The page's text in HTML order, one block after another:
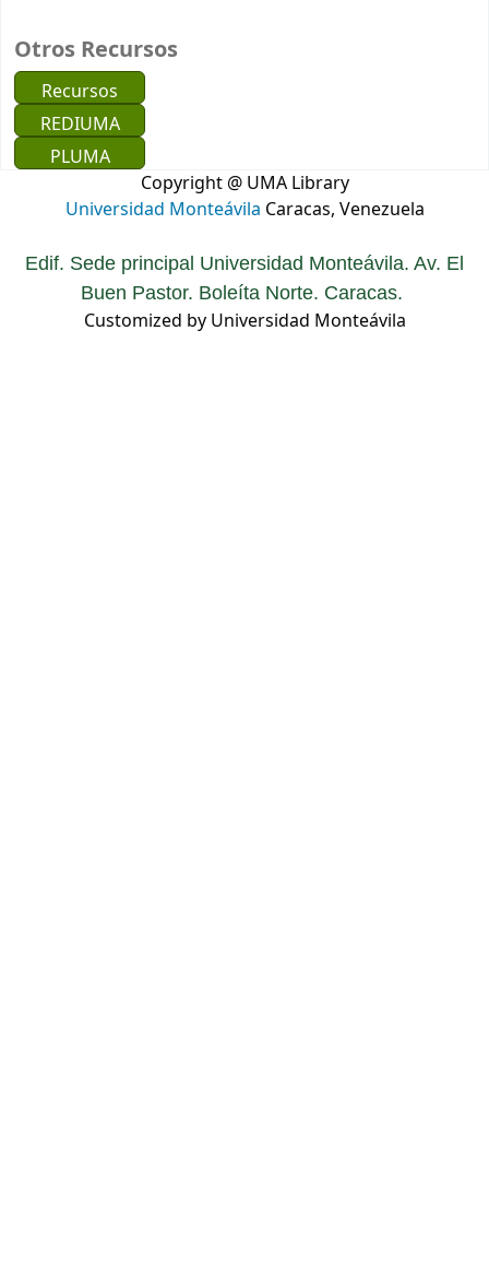
Otros Recursos
Recursos
REDIUMA
PLUMA
Copyright @ UMA Library
Universidad Monteávila Caracas, Venezuela
Edif. Sede principal Universidad Monteávila. Av. El
Buen Pastor. Boleíta Norte. Caracas.
Customized by Universidad Monteávila